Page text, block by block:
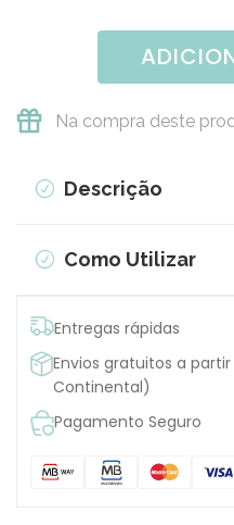
Na compra deste
Descrição
Como Utilizar
Entregas rápidas
Envios gratuitos a
Continental)
Pagamento Seguro